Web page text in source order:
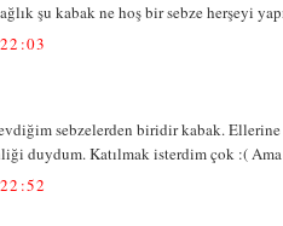
şu kabak ne hoş bir sebze herşeyi
sebzelerden biridir kabak. Ellerine
duydum. Katılmak isterdim çok :(